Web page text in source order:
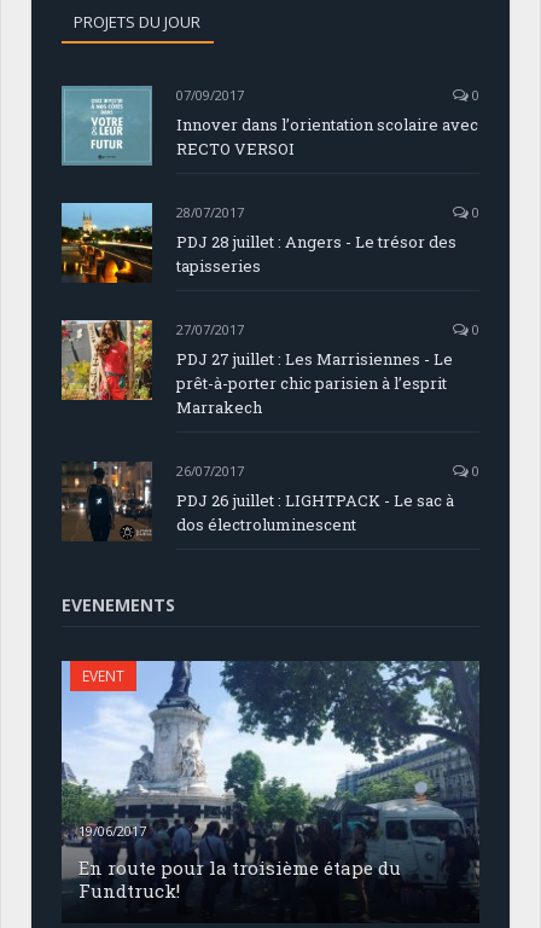
PROJETS DU JOUR
07/09/2017 0
Innover dans l’orientation scolaire avec
RECTO VERSOI
28/07/2017 0
PDJ 28 juillet : Angers - Le trésor des
tapisseries
27/07/2017 0
PDJ 27 juillet : Les Marrisiennes - Le
prêt-à-porter chic parisien à l’esprit
Marrakech
26/07/2017 0
PDJ 26 juillet : LIGHTPACK - Le sac à
dos électroluminescent
EVENEMENTS
EVENT
19/06/2017
En route pour la troisième étape du
Fundtruck!